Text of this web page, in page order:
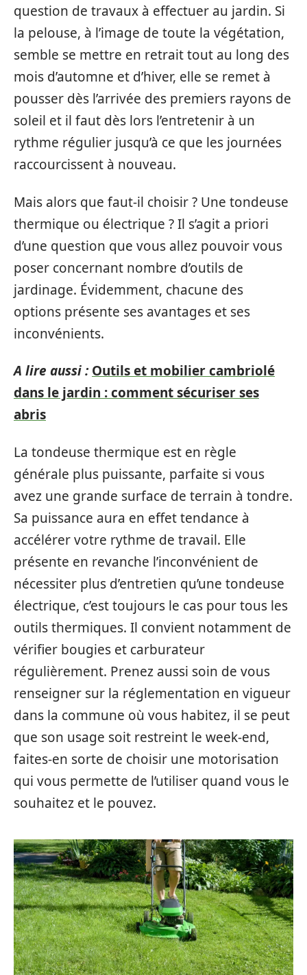
question de travaux à effectuer au jardin. Si
la pelouse, à l’image de toute la végétation,
semble se mettre en retrait tout au long des
mois d’automne et d’hiver, elle se remet à
pousser dès l’arrivée des premiers rayons de
soleil et il faut dès lors l’entretenir à un
rythme régulier jusqu’à ce que les journées
raccourcissent à nouveau.
Mais alors que faut-il choisir ? Une tondeuse
thermique ou électrique ? Il s’agit a priori
d’une question que vous allez pouvoir vous
poser concernant nombre d’outils de
jardinage. Évidemment, chacune des
options présente ses avantages et ses
inconvénients.
A lire aussi : Outils et mobilier cambriolé
dans le jardin : comment sécuriser ses
abris
La tondeuse thermique est en règle
générale plus puissante, parfaite si vous
avez une grande surface de terrain à tondre.
Sa puissance aura en effet tendance à
accélérer votre rythme de travail. Elle
présente en revanche l’inconvénient de
nécessiter plus d’entretien qu’une tondeuse
électrique, c’est toujours le cas pour tous les
outils thermiques. Il convient notamment de
vérifier bougies et carburateur
régulièrement. Prenez aussi soin de vous
renseigner sur la réglementation en vigueur
dans la commune où vous habitez, il se peut
que son usage soit restreint le week-end,
faites-en sorte de choisir une motorisation
qui vous permette de l’utiliser quand vous le
souhaitez et le pouvez.